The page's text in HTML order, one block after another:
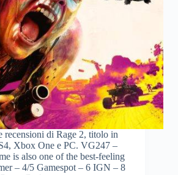
recensioni di Rage 2, titolo in
Xbox One e PC. VG247 –
is also one of the best-feeling
– 4/5 Gamespot – 6 IGN – 8